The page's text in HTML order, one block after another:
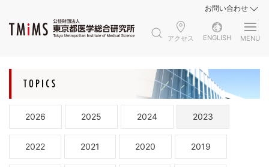
お問い合わせ
アクセス ENGLISH MENU
2026 2025 2024 2023
2022 2021 2020 2019